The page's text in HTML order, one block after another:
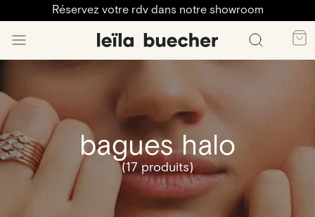
Réservez votre rdv dans notre showroom
bagues halo
(17 produits)